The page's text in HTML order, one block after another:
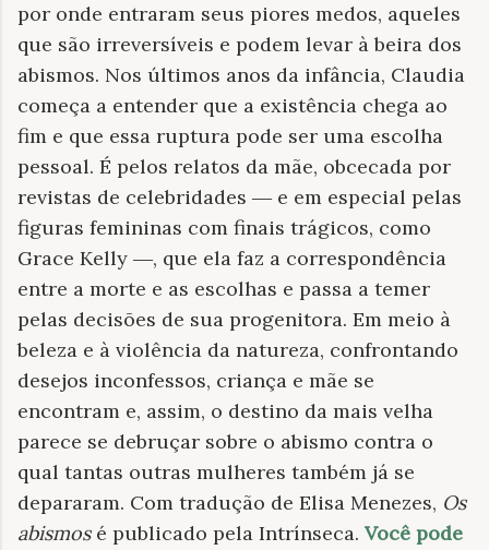
por onde entraram seus piores medos, aqueles
que são irreversíveis e podem levar à beira dos
abismos. Nos últimos anos da infância, Claudia
começa a entender que a existência chega ao
fim e que essa ruptura pode ser uma escolha
pessoal. É pelos relatos da mãe, obcecada por
revistas de celebridades ― e em especial pelas
figuras femininas com finais trágicos, como
Grace Kelly ―, que ela faz a correspondência
entre a morte e as escolhas e passa a temer
pelas decisões de sua progenitora. Em meio à
beleza e à violência da natureza, confrontando
desejos inconfessos, criança e mãe se
encontram e, assim, o destino da mais velha
parece se debruçar sobre o abismo contra o
qual tantas outras mulheres também já se
depararam. Com tradução de Elisa Menezes, Os
abismosé publicado pela Intrínseca. Você pode